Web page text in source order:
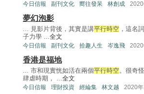
今日信報 副刊文化 嚮往發呆 林創成
夢幻泡影
... 見影片背後，其實是講平行時空 ，這名
子力學 ...全文
今日信報 副刊文化 拾趣人生 岑逸飛
香港是福地
... 市和現實恍如活在兩個平行時空。很奇
肆虐時期， ...全文
今日信報 理財投資 經綸集 林文越 2020